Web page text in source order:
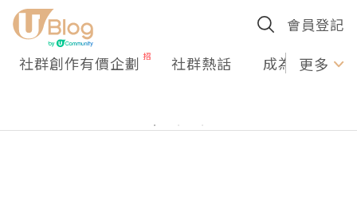
會員登記
社群創作有價企劃 社群熱話 成為U更多